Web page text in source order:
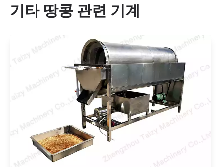
기타 땅콩 관련 기계